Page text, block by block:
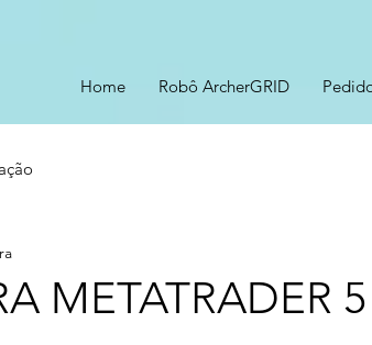
Home Robô ArcherGRID
METATRADER 5